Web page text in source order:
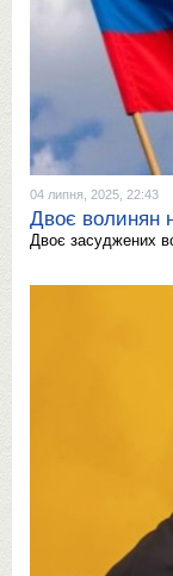
04 липня, 2025, 22:43
Двоє волинян
Двоє засуджених